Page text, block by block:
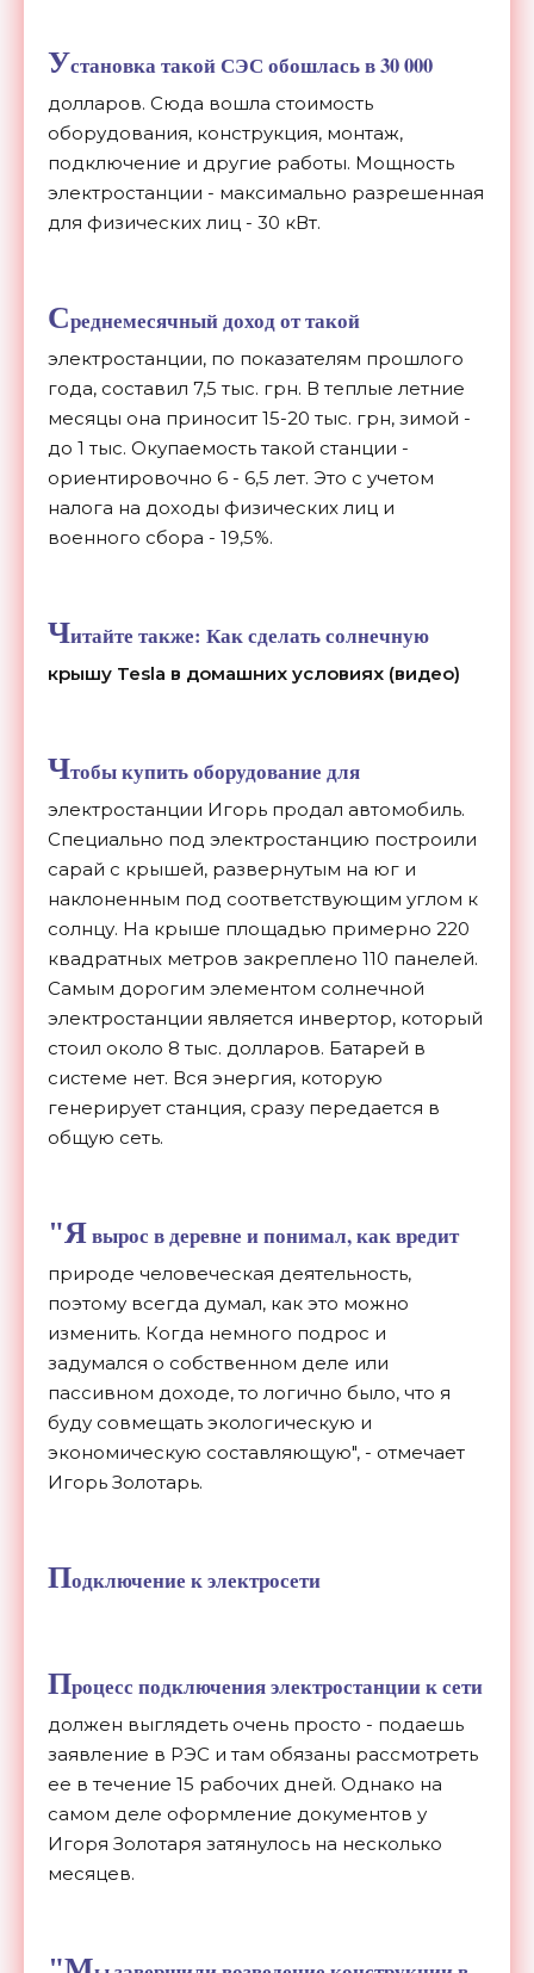
Установка такой СЭС обошлась в 30 000
долларов. Сюда вошла стоимость
оборудования, конструкция, монтаж,
подключение и другие работы. Мощность
электростанции - максимально разрешенная
для физических лиц - 30 кВт.
Среднемесячный доход от такой
электростанции, по показателям прошлого
года, составил 7,5 тыс. грн. В теплые летние
месяцы она приносит 15-20 тыс. грн, зимой -
до 1 тыс. Окупаемость такой станции -
ориентировочно 6 - 6,5 лет. Это с учетом
налога на доходы физических лиц и
военного сбора - 19,5%.
Читайте также: Как сделать солнечную
крышу Tesla в домашних условиях (видео)
Чтобы купить оборудование для
электростанции Игорь продал автомобиль.
Специально под электростанцию ​​построили
сарай с крышей, развернутым на юг и
наклоненным под соответствующим углом к ​​
солнцу. На крыше площадью примерно 220
квадратных метров закреплено 110 панелей.
Самым дорогим элементом солнечной
электростанции является инвертор, который
стоил около 8 тыс. долларов. Батарей в
системе нет. Вся энергия, которую
генерирует станция, сразу передается в
общую сеть.
"Явырос в деревне и понимал, как вредит
природе человеческая деятельность,
поэтому всегда думал, как это можно
изменить. Когда немного подрос и
задумался о собственном деле или
пассивном доходе, то логично было, что я
буду совмещать экологическую и
экономическую составляющую", - отмечает
Игорь Золотарь.
Подключение к электросети
Процесс подключения электростанции к сети
должен выглядеть очень просто - подаешь
заявление в РЭС и там обязаны рассмотреть
ее в течение 15 рабочих дней. Однако на
самом деле оформление документов у
Игоря Золотаря затянулось на несколько
месяцев.